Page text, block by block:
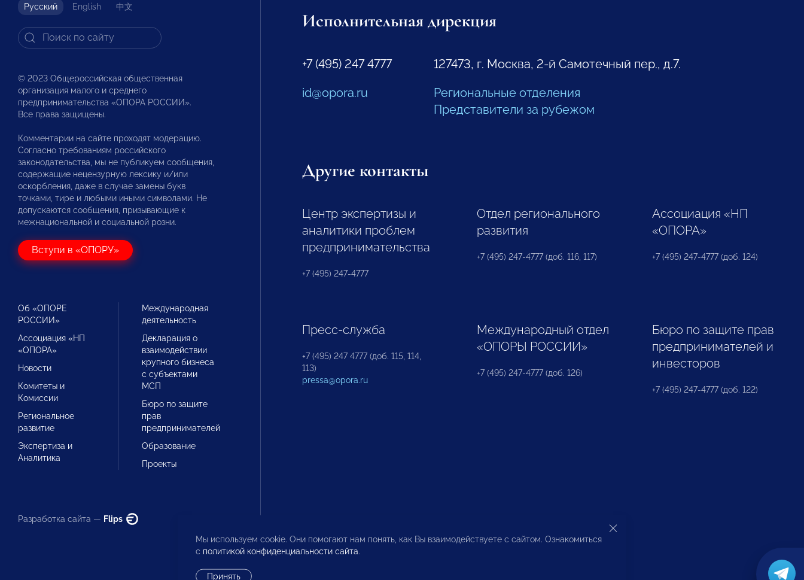
Русский English 中文
© 2023 Общероссийская общественная
организация малого и среднего
предпринимательства «ОПОРА РОССИИ».
Все права защищены.
Комментарии на сайте проходят модерацию.
Согласно требованиям российского
законодательства, мы не публикуем сообщения,
содержащие нецензурную лексику и/или
оскорбления, даже в случае замены букв
точками, тире и любыми иными символами. Не
допускаются сообщения, призывающие к
межнациональной и социальной розни.
Вступи в «ОПОРУ»
Об «ОПОРЕ
РОССИИ»
Ассоциация «НП
«ОПОРА»
Новости
Комитеты и
Комиссии
Региональное
развитие
Экспертиза и
Аналитика
Международная
деятельность
Декларация о
взаимодействии
крупного бизнеса
с субъектами
МСП
Бюро по защите
прав
предпринимателей
Образование
Проекты
Разработка сайта — Flips
Исполнительная дирекция
+7 (495) 247 4777
id@opora.ru
127473, г. Москва, 2-й Самотечный пер., д.7.
Региональные отделения
Представители за рубежом
Другие контакты
Центр экспертизы и
аналитики проблем
предпринимательства
+7 (495) 247-4777
Отдел регионального
развития
+7 (495) 247-4777 (доб. 116, 117)
Ассоциация «НП
«ОПОРА»
+7 (495) 247-4777 (доб. 124)
Пресс-служба
+7 (495) 247 4777 (доб. 115, 114,
113)
pressa@opora.ru
Международный отдел
«ОПОРЫ РОССИИ»
+7 (495) 247-4777 (доб. 126)
Бюро по защите прав
предпринимателей и
инвесторов
+7 (495) 247-4777 (доб. 122)
Мы используем cookie. Они помогают нам понять, как Вы взаимодействуете с сайтом. Ознакомиться
с политикой конфиденциальности сайта.
Принять